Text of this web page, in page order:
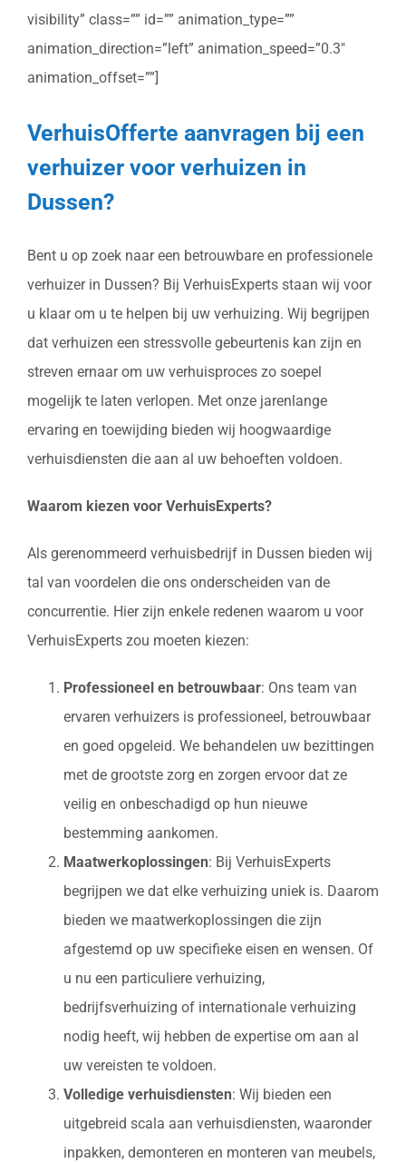
visibility” class=”” id=”” animation_type=””
animation_direction=”left” animation_speed=”0.3″
animation_offset=””]
VerhuisOfferte aanvragen bij een
verhuizer voor verhuizen in
Dussen?
Bent u op zoek naar een betrouwbare en professionele
verhuizer in Dussen? Bij VerhuisExperts staan wij voor
u klaar om u te helpen bij uw verhuizing. Wij begrijpen
dat verhuizen een stressvolle gebeurtenis kan zijn en
streven ernaar om uw verhuisproces zo soepel
mogelijk te laten verlopen. Met onze jarenlange
ervaring en toewijding bieden wij hoogwaardige
verhuisdiensten die aan al uw behoeften voldoen.
Waarom kiezen voor VerhuisExperts?
Als gerenommeerd verhuisbedrijf in Dussen bieden wij
tal van voordelen die ons onderscheiden van de
concurrentie. Hier zijn enkele redenen waarom u voor
VerhuisExperts zou moeten kiezen:
Professioneel en betrouwbaar: Ons team van
ervaren verhuizers is professioneel, betrouwbaar
en goed opgeleid. We behandelen uw bezittingen
met de grootste zorg en zorgen ervoor dat ze
veilig en onbeschadigd op hun nieuwe
bestemming aankomen.
Maatwerkoplossingen: Bij VerhuisExperts
begrijpen we dat elke verhuizing uniek is. Daarom
bieden we maatwerkoplossingen die zijn
afgestemd op uw specifieke eisen en wensen. Of
u nu een particuliere verhuizing,
bedrijfsverhuizing of internationale verhuizing
nodig heeft, wij hebben de expertise om aan al
uw vereisten te voldoen.
Volledige verhuisdiensten: Wij bieden een
uitgebreid scala aan verhuisdiensten, waaronder
inpakken, demonteren en monteren van meubels,